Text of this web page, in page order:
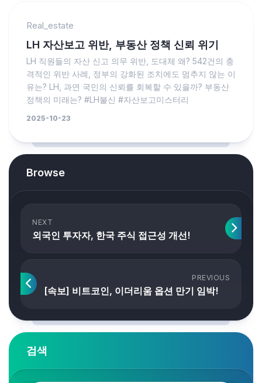
Real_estate
LH 자산보고 위반, 부동산 정책 신뢰 위기
LH 직원들의 자산 신고 의무 위반, 도대체 왜? 542건의 충
격적인 위반 사례, 정부의 강화된 조치에도 멈추지 않는 이
유는? LH, 과연 국민의 신뢰를 회복할 수 있을까? 부동산
정책의 미래는? #LH불신 #자산보고미스터리
2025-10-23
Browse
NEXT
외국인 투자자, 한국 주식 접근성 개선!
PREVIOUS
[속보] 비트코인, 이더리움 옵션 만기 임박!
검색